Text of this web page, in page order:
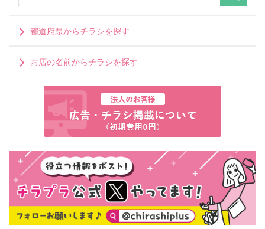
都道府県からチラシを探す
お店の名前からチラシを探す